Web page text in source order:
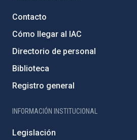
Contacto
Cómo llegar al IAC
Directorio de personal
Biblioteca
Registro general
INFORMACIÓN INSTITUCIONAL
Legislación